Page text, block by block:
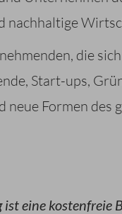
die
Start-ups,
Formen
eine kostenfreie